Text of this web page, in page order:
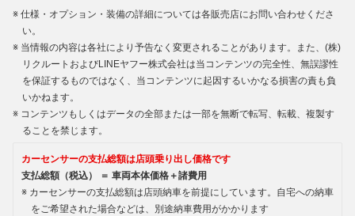
仕様・オプション・装備の詳細については各販売店にお問い合わせくださ
い。
当情報の内容は各社により予告なく変更されることがあります。また、(株)
リクルートおよびLINEヤフー株式会社は当コンテンツの完全性、無誤謬性
を保証するものではなく、当コンテンツに起因するいかなる損害の責も負
いかねます。
コンテンツもしくはデータの全部または一部を無断で転写、転載、複製す
ることを禁じます。
カーセンサーの支払総額は店頭乗り出し価格です
支払総額（税込） ＝ 車両本体価格＋諸費用
カーセンサーの支払総額は店頭納車を前提にしています。自宅への納車
をご希望された場合などは、別途納車費用がかかります